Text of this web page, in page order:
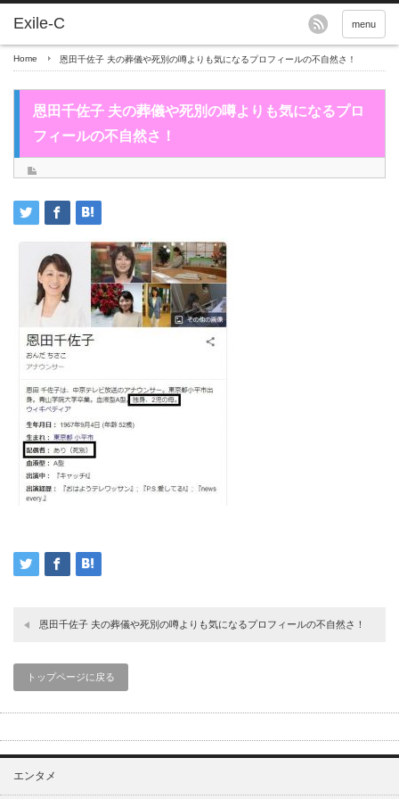
menu
Home 恩田千佐子 夫の葬儀や死別の噂よりも気になるプロフィールの不自然さ！
恩田千佐子 夫の葬儀や死別の噂よりも気になるプロ
フィールの不自然さ！
恩田千佐子 夫の葬儀や死別の噂よりも気になるプロフィールの不自然さ！
トップページに戻る
エンタメ